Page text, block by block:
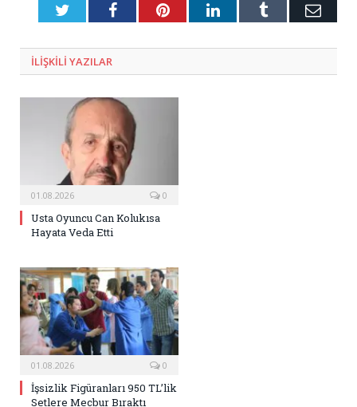
TwitterFacebookPinterestLinkedInTumblr E-
ILIŞKILI YAZILAR
01.08.2026 0
Usta Oyuncu Can Kolukısa
Hayata Veda Etti
01.08.2026 0
İşsizlik Figüranları 950 TL’lik
Setlere Mecbur Bıraktı